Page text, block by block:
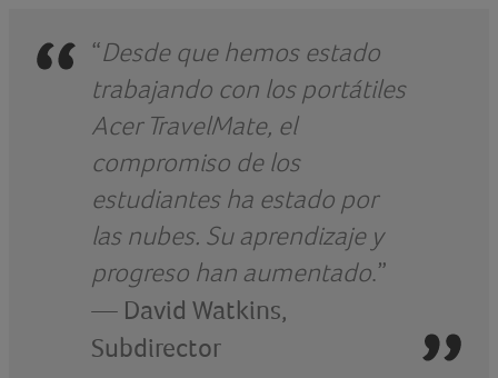
“Desde que hemos estado
trabajando con los portátiles
Acer TravelMate, el
compromiso de los
estudiantes ha estado por
las nubes. Su aprendizaje y
progreso han aumentado.”
— David Watkins,
Subdirector